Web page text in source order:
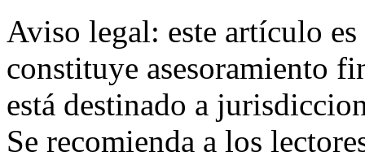
Aviso legal: este artículo
constituye asesoramiento
está destinado a
Se recomienda a los